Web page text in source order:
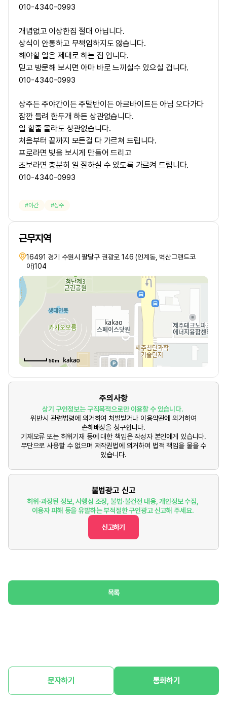
010-4340-0993
개념없고 이상한집 절대 아닙니다.
상식이 안통하고 무책임하지도 않습니다.
해야할 일은 제대로 하는 집 입니다.
믿고 방문해 보시면 아마 바로 느끼실수 있으실 겁니다.
010-4340-0993
상주든 주야간이든 주말반이든 아르바이트든 아님 오다가다
잠깐 들려 한두개 하든 상관없습니다.
일 할줄 몰라도 상관없습니다.
처음부터 끝까지 모든걸 다 가르쳐 드립니다.
프로라면 빛을 보시게 만들어 드리고
초보라면 충분히 일 잘하실 수 있도록 가르켜 드립니다.
010-4340-0993
야간 상주
근무지역
16491 경기 수원시 팔달구 권광로 146 (인계동, 벽산그랜드코
아)104
50m
주의사항
상기 구인정보는 구직목적으로만 이용할 수 있습니다.
위반시 관련법령에 의거하여 처벌받거나 이용약관에 의거하여
손해배상을 청구합니다.
기재오류 또는 허위기재 등에 대한 책임은 작성자 본인에게 있습니다.
무단으로 사용할 수 없으며 저작권법에 의거하여 법적 책임을 물을 수
있습니다.
불법광고 신고
허위·과장된 정보, 사행심 조장, 불법·불건전 내용, 개인정보 수집,
이용자 피해 등을 유발하는 부적절한 구인광고 신고해 주세요.
신고하기
목록
문자하기 통화하기
홈 구인정보 구직정보